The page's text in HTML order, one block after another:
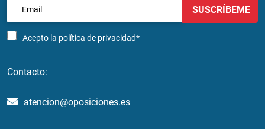
Acepto la política de privacidad*
SUSCRÍBEME
Contacto:
atencion@oposiciones.es